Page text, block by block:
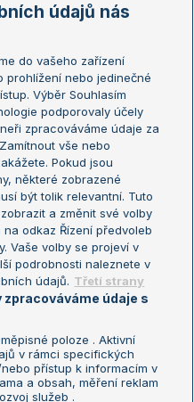
Open
Open
Open
mistrů
mistryň
soukromí
údajů nás
do vašeho zařízení
prohlížení nebo jedinečné
Výběr Souhlasím
podporovaly účely
zpracováváme údaje za
vše nebo
Pokud jsou
některé zobrazené
být tolik relevantní. Tuto
a změnit své volby
odkaz Řízení předvoleb
Vaše volby se projeví v
podrobnosti naleznete v
údajů. Třetí strany
údaje s
poloze . Aktivní
v rámci specifických
přístup k informacím v
a obsah, měření reklam
služeb .